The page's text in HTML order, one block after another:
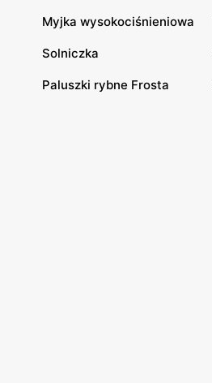
Myjka wysokociśnieniowa
Solniczka
Paluszki rybne Frosta